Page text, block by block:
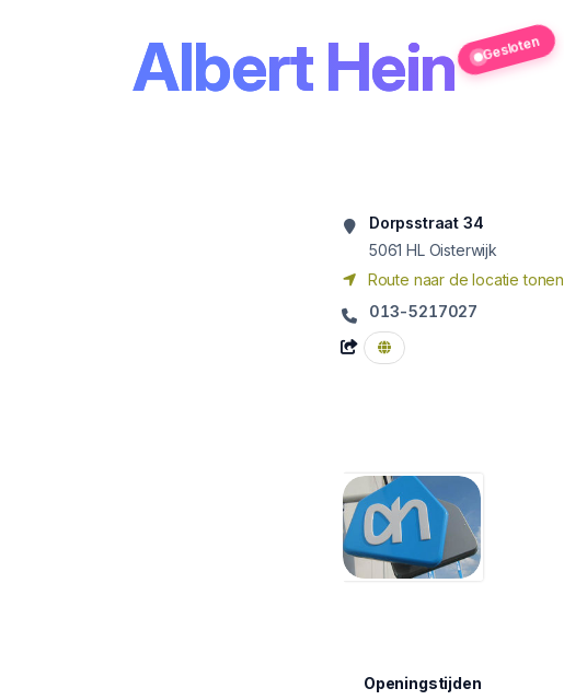
Albert Hein Gesloten
Dorpsstraat 34
5061 HL Oisterwijk
Route naar de locatie tonen
013-5217027
Openingstijden